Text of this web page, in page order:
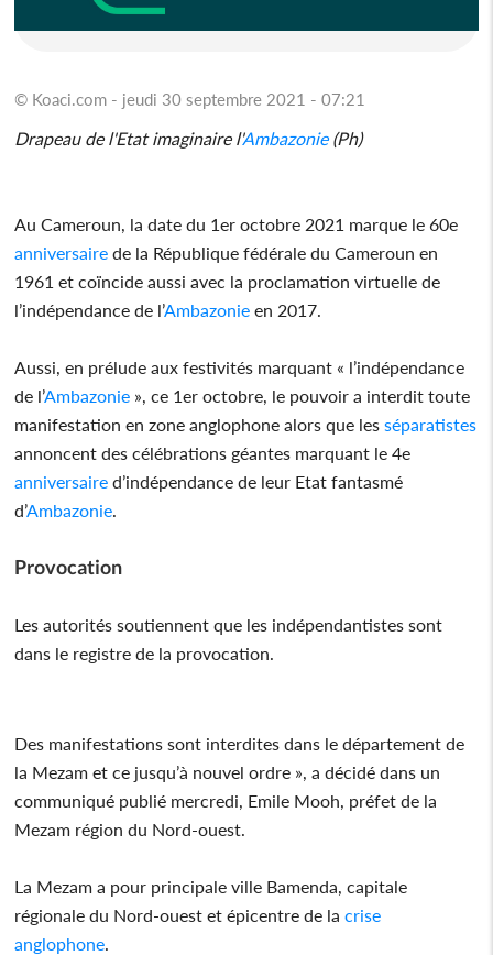
© Koaci.com - jeudi 30 septembre 2021 - 07:21
Drapeau de l'Etat imaginaire l'Ambazonie(Ph)
Au Cameroun, la date du 1er octobre 2021 marque le 60e
anniversaire de la République fédérale du Cameroun en
1961 et coïncide aussi avec la proclamation virtuelle de
l’indépendance de l’Ambazonie en 2017.
Aussi, en prélude aux festivités marquant « l’indépendance
de l’Ambazonie », ce 1er octobre, le pouvoir a interdit toute
manifestation en zone anglophone alors que les séparatistes
annoncent des célébrations géantes marquant le 4e
anniversaire d’indépendance de leur Etat fantasmé
d’Ambazonie
Provocation
Les autorités soutiennent que les indépendantistes sont
dans le registre de la provocation.
Des manifestations sont interdites dans le département de
la Mezam et ce jusqu’à nouvel ordre », a décidé dans un
communiqué publié mercredi, Emile Mooh, préfet de la
Mezam région du Nord-ouest.
La Mezam a pour principale ville Bamenda, capitale
régionale du Nord-ouest et épicentre de la crise
anglophone